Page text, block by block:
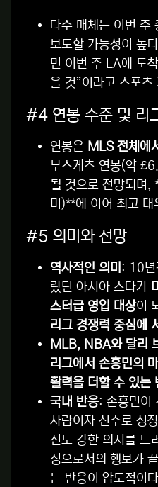
다수 매체는 이번 주
보도할 가능성이 높
면 이번 주 LA에 도
을 것”이라고 스포
#4 연봉 수준 및 리
연봉은 MLS 전체에
부스케츠 연봉(약
될 것으로 전망되며,
미)**에 이어 최고 대
#5 의미와 전망
역사적인 의미 : 10년
랐던 아시아 스타가
스터급 영입 대상이
리그 경쟁력 중심에
MLB, NBA와 달리
리그에서 손흥민의
활력을 더할 수 있는
국내 반응: 손흥민이
사람이자 선수로 성
전도 강한 의지를 드
징으로서의 행보가
는 반응이 압도적이